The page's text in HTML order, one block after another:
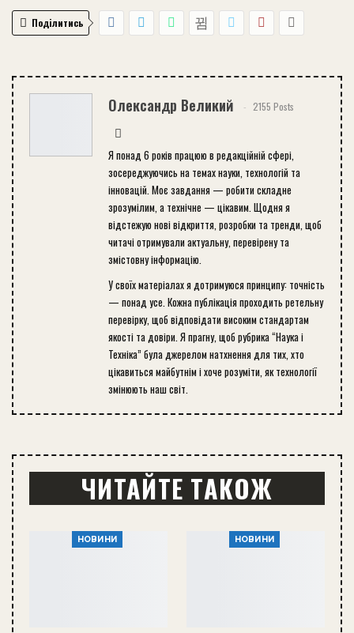
Поділитись
Олександр Великий 2155 Posts
Я понад 6 років працюю в редакційній сфері,
зосереджуючись на темах науки, технологій та
інновацій. Моє завдання — робити складне
зрозумілим, а технічне — цікавим. Щодня я
відстежую нові відкриття, розробки та тренди, щоб
читачі отримували актуальну, перевірену та
змістовну інформацію.
У своїх матеріалах я дотримуюся принципу: точність
— понад усе. Кожна публікація проходить ретельну
перевірку, щоб відповідати високим стандартам
якості та довіри. Я прагну, щоб рубрика “Наука і
Техніка” була джерелом натхнення для тих, хто
цікавиться майбутнім і хоче розуміти, як технології
змінюють наш світ.
ЧИТАЙТЕ ТАКОЖ
НОВИНИ НОВИНИ